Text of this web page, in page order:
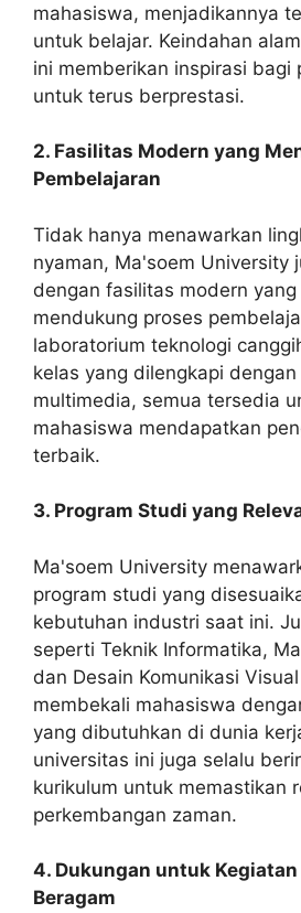
mahasiswa, menjadikannya
untuk belajar. Keindahan
ini memberikan inspirasi bagi
untuk terus berprestasi.
2. Fasilitas Modern yang
Pembelajaran
Tidak hanya menawarkan
nyaman, Ma'soem University
dengan fasilitas modern
mendukung proses
laboratorium teknologi
kelas yang dilengkapi
multimedia, semua tersedia
mahasiswa mendapatkan
terbaik.
3. Program Studi yang
Ma'soem University
program studi yang
kebutuhan industri saat ini.
seperti Teknik Informatika,
dan Desain Komunikasi
membekali mahasiswa
yang dibutuhkan di dunia
universitas ini juga selalu
kurikulum untuk memastikan
perkembangan zaman.
4. Dukungan untuk
Beragam